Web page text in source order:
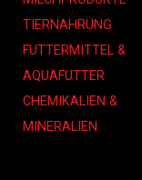
TIERNAHRUNG
FUTTERMITTEL &
AQUAFUTTER
CHEMIKALIEN &
MINERALIEN